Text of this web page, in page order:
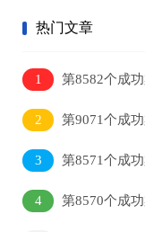
热门文章
1
第8582个成
吴某本回家）
2
第9071个成
某平）
3
第8571个成
李某健回家）
4
第8570个成